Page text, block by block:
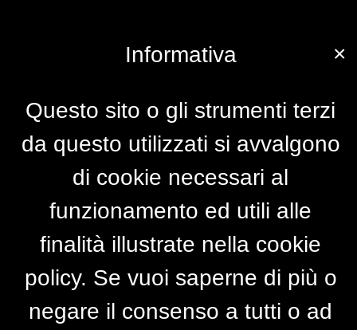
×
Informativa
Questo sito o gli strumenti terzi
da questo utilizzati si avvalgono
di cookie necessari al
funzionamento ed utili alle
finalità illustrate nella cookie
policy. Se vuoi saperne di più o
negare il consenso a tutti o ad